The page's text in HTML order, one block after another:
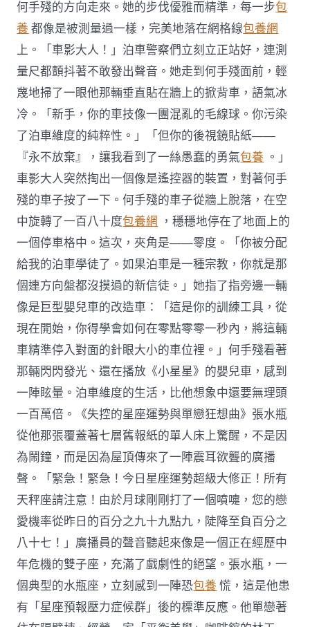
何手殘的方向走來。她的步伐優雅而精準，每一步包
養 都像是被測量過一樣，完美地落在網格線包養網
上。「車影大人！」泊車警察們立刻立正站好，連測
量尺都顫抖著不敢發出聲音。她走到何手殘面前，輕
蔑地掃了一眼他那輛垂直貼在牆上的掀背車，語氣冰
冷。「新手，你的車技像一團混亂的毛線球。你污染
了泊車維度的純粹性。」「但你的後視鏡貼紙——
『永不放棄』，讓我看到了一絲愚蠢的勇氣包養 。」
車影大人突然掏出一個像是遙控器的裝置，對著何手
殘的車子按了一下。何手殘的車子從牆上脫落，在空
中旋轉了一百八十度包養網 ，穩穩地停在了地面上的
一個停車格中。這次，夾角是——零度。「你被分配
給我的泊車學徒了。如果泊車是一種宗教，你就是那
個連方向盤都沒摸過的新信徒。」她指了指旁邊一輛
像是巨型嬰兒車的改造車：「這是你的訓練工具，從
現在開始，你得學會如何在零點零零一秒內，將這輛
車精準停入對面的針眼大小的車位裡。」何手殘看著
那輛閃閃發光、還在播放《小星星》的嬰兒車，感到
一陣眩暈。泊車維度的生活，比他想象中還要無理頭
一百萬倍。《失控的星座運勢與單戀狂想曲》張水瓶
從他那張覆蓋著七層舊報紙的單人床上驚醒，不是因
為鬧鐘，而是因為屋頂傳來了一陣震耳欲聾的廣播
聲。「緊急！緊急！今日星座運勢超級大修正！所有
天秤座請注意！由於月球剛剛打了一個噴嚏，您的戀
愛機率從昨日的百分之九十九點九，陡降至負百分之
八十七！」廣播員的聲音聽起來像是一個正在經歷中
年危機的雙子座，充滿了戲劇性的絕望。張水瓶，一
個典型的水瓶座，立刻感到一陣恐包養 慌，這是他患
有「星座預報壓力症候群」後的標準反應。他單戀著